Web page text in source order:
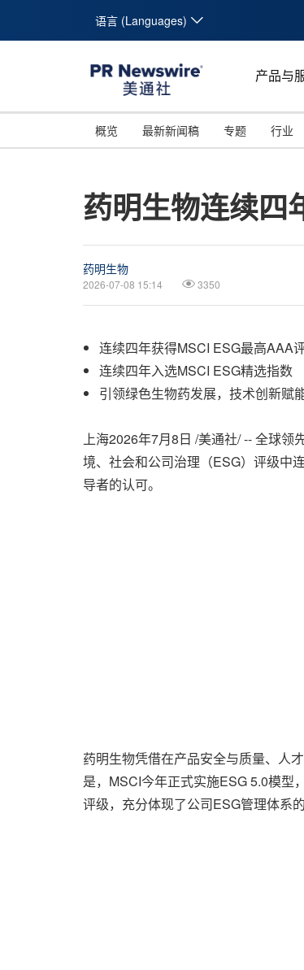
语言 (Languages)
产品与
概览 最新新闻稿 专题 行业
药明生物连续四
药明生物
2026-07-08 15:14 3350
连续四年获得MSCI ESG最高AAA
连续四年入选MSCI ESG精选指数
引领绿色生物药发展，技术创新赋
上海2026年7月8日 /美通社/ -- 全球领
境、社会和公司治理（ESG）评级中
导者的认可。
药明生物凭借在产品安全与质量、人
是，MSCI今年正式实施ESG 5.0模型
评级，充分体现了公司ESG管理体系